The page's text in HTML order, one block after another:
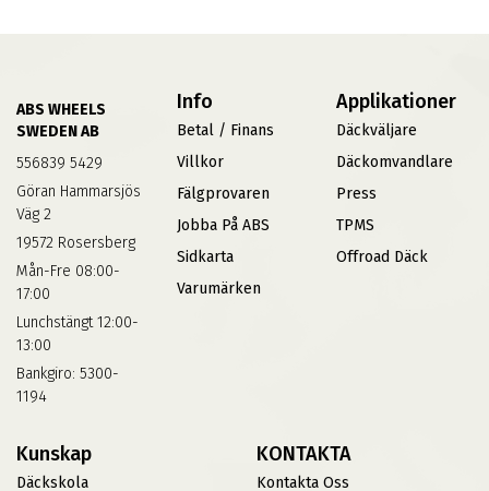
ABS WHEELS
SWEDEN AB
556839 5429
Göran Hammarsjös
Väg 2
19572 Rosersberg
Mån-Fre 08:00-
17:00
Lunchstängt 12:00-
13:00
Bankgiro: 5300-
1194
Info
Betal / Finans
Villkor
Fälgprovaren
Jobba På ABS
Sidkarta
Varumärken
Applikationer
Däckväljare
Däckomvandlare
Press
TPMS
Offroad Däck
Kunskap
Däckskola
KONTAKTA
Kontakta Oss